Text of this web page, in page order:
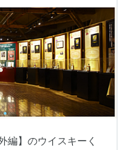
編】のウイスキーく